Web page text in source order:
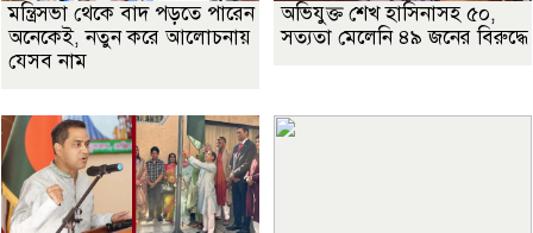
মন্ত্রিসভা থেকে বাদ পড়তে পারেন
অনেকেই, নতুন করে আলোচনায়
যেসব নাম
অভিযুক্ত শেখ হাসিনাসহ ৫০,
সত্যতা মেলেনি ৪৯ জনের বিরুদ্ধে